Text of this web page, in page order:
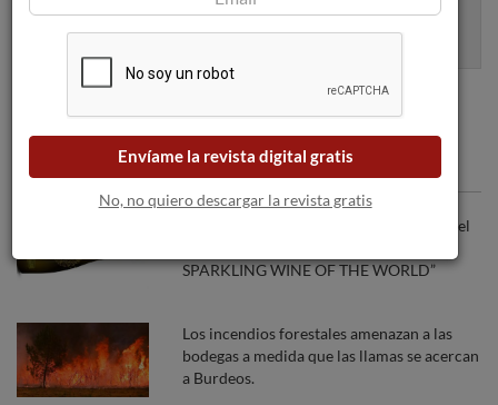
100% seguro. Nunca te enviaremos spam.
Articulos recomendados
El Cava aragonés, entre los 10 mejores del
SPARKLING WINE OF THE WORLD”
Los incendios forestales amenazan a las
bodegas a medida que las llamas se acercan
a Burdeos.
Envíame la revista digital gratis
No, no quiero descargar la revista gratis